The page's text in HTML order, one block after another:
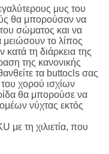
μυς του
θα μπορούσαν να
σώματος και να
μειώσουν το λίπος
τη διάρκεια της
της κανονικής
τα buttocls σας
χορού ισχίων
θα μπορούσε να
νύχτας εκτός
με τη χιλιετία, που